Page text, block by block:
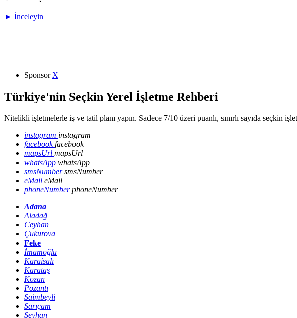
► İnceleyin
Sponsor X
Türkiye'nin Seçkin Yerel İşletme Rehberi
Nitelikli işletmelerle iş ve tatil planı yapın. Sadece 7/10 üzeri puanlı, sınırlı sayıda seçkin
instagram instagram
facebookfacebook
mapsUrl mapsUrl
whatsApp whatsApp
smsNumbersmsNumber
eMail eMail
phoneNumberphoneNumber
Adana
Aladağ
Ceyhan
Çukurova
Feke
İmamoğlu
Karaisalı
Karataş
Kozan
Pozantı
Saimbeyli
Sarıçam
Seyhan